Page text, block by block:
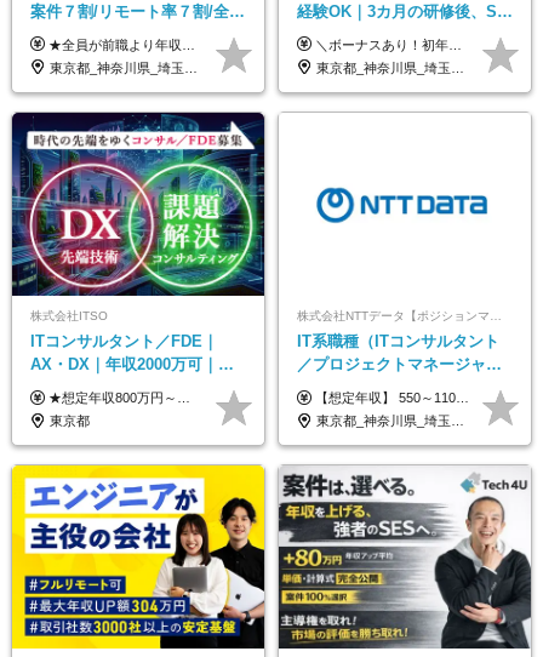
案件７割/リモート率７割/全員
前職より年収UP/有給取得率
100%
★全員が前職より年収UPを実現！ ★前職給与より120％アップ実績あり ★前職給与を最大限に考慮 ★入社4年目で年収800万円の社員も在籍！ 年俸420万円～960万円（1/12を毎月支給）＋インセンティブ＋各種手当 ※経験・スキルを考慮の上、決定します ※試用期間6ヶ月あり（期間中の給与、待遇に差異はありません） ※上記金額には固定残業代(月20時間／月5.6万円)を含みます ※超過分は別途全額支給します
東京都_神奈川県_埼玉県_千葉県
経験OK｜3カ月の研修後、SE
からコンサルへステップアッ
プ｜リモート8割以上
＼ボーナスあり！初年度から年収300万円以上／ ■月給24万2,200円～35万円＋賞与＋各種手当 ※経験・年齢・能力等を考慮し決定いたします。 ※試用期間中（3カ月）は契約社員で、月給21万円＋諸手当になります。 （試用期間中は残業が発生しません。その他の待遇に変更はありません。） ＼自分の市場価値が上がる／ 定量評価×定性評価の明確な基準での評価制度を設けており、自分の目標達成度合いや仕事に対しての姿勢が給与にも反映されるようになっています。そのため、平均昇給額は40万円以上！100万円以上昇給する人もいます！ 【固定残業代について】 固定残業30時間分（46,000円～69,375円）を含む ※超過分は別途全額支給
東京都_神奈川県_埼玉県_千葉県_大阪府_愛知県_北海道_青森県_岩手県_宮城県_秋田県_山形県_福島県_茨城県_栃木県_群馬県_新潟県_山梨県_長野県_富山県_石川県_福井県_静岡県_岐阜県_三重県_兵庫県_京都府_滋賀県_奈良県_和歌山県_広島県_岡山県_鳥取県_島根県_山口県_徳島県_香川県_愛媛県_高知県_福岡県_熊本県_佐賀県_長崎県_大分県_宮崎県_鹿児島県_沖縄県
株式会社ITSO
ITコンサルタント／FDE｜
AX・DX｜年収2000万可｜取
引先の9割が大手企業｜残業月
10h｜リモート案件有
★想定年収800万円～最大2000万円可 ★前職給与を考慮 ★ストックオプション付与あり（IPO間近） ★昇給制度あり ┗入社6カ月後に3％以上の昇給があります。その後、業績に合わせて適宜、昇給します。 月給66万円～166.6万円 ※経験、スキルにあわせて相談のうえ決定します。 ※残業手当は残業時間に応じて別途全額支給 ※試用期間6ヶ月（期間中、給与・待遇に差異はありません）
東京都
IT系職種（ITコンサルタント
／プロジェクトマネージャー
／ITアーキテクト）
【想定年収】 550～1100万 【想定役職】 課長代理 主任 一般 ※これまでの経験・年齢などを考慮し、当社給与規則に基づき決定します。 ※残業手当 一般社員（定型勤務・フレックスタイム制）の場合：時間外労働連動支給 一般社員（専門業務型裁量労働制）・管理職の場合：なし 裁量労働の場合について裁量労働手当がございますが、超過分の時間外手当の支給はありません。 （固定残業手当ではないため） ※裁量労働手当 一般社員（専門業務型裁量労働制）の場合：別途、裁量労働手当の支給がございます。
東京都_神奈川県_埼玉県_千葉県_大阪府_愛知県_北海道_青森県_岩手県_宮城県_秋田県_山形県_福島県_茨城県_栃木県_群馬県_新潟県_山梨県_長野県_富山県_石川県_福井県_静岡県_岐阜県_三重県_兵庫県_京都府_滋賀県_奈良県_和歌山県_広島県_岡山県_鳥取県_島根県_山口県_徳島県_香川県_愛媛県_高知県_福岡県_熊本県_佐賀県_長崎県_大分県_宮崎県_鹿児島県_沖縄県